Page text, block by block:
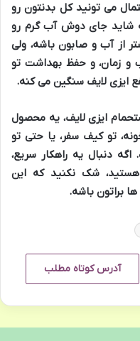
می تونید کل بدنتون رو
شاید جای دوش آب گرم رو
از آب و صابون باشه، ولی
و زمان، و حفظ بهداشت تو
ایزی لایف سنگین می کنه.
ایزی لایف، یه محصول
تو کیف سفر، یا حتی تو
دنبال یه راهکار سریع،
شک نکنید که این
براتون باشه.
آدرس کوتاه مطلب